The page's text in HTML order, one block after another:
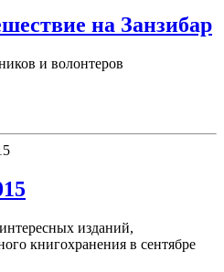
на Занзибар
и волонтеров
изданий,
книгохранения в сентябре